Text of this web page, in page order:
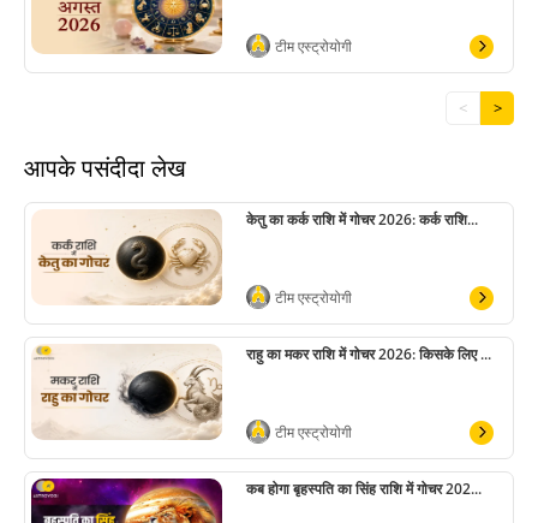
टीम एस्ट्रोयोगी
< >
आपके पसंदीदा लेख
केतु का कर्क राशि में गोचर 2026: कर्क राशि...
टीम एस्ट्रोयोगी
राहु का मकर राशि में गोचर 2026: किसके लिए ...
टीम एस्ट्रोयोगी
कब होगा बृहस्पति का सिंह राशि में गोचर 202...